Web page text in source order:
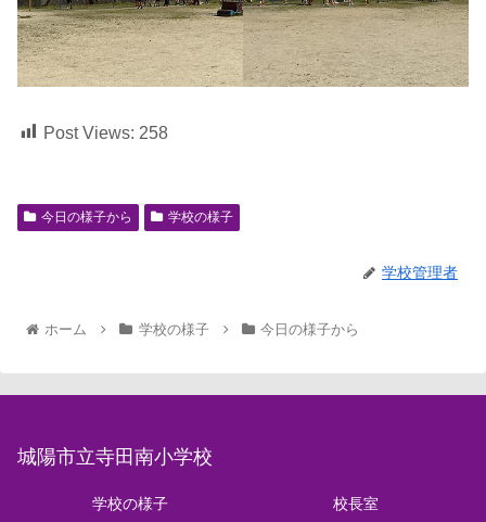
Post Views: 258
今日の様子から 学校の様子
学校管理者
ホーム 学校の様子 今日の様子から
城陽市立寺田南小学校
学校の様子 校長室